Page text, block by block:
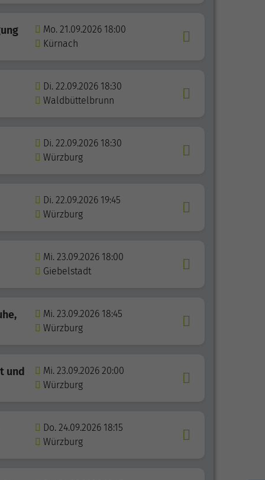
Mo. 21.09.2026 18:00
Kürnach
Di. 22.09.2026 18:30
Waldbüttelbrunn
Di. 22.09.2026 18:30
Würzburg
Di. 22.09.2026 19:45
Würzburg
Mi. 23.09.2026 18:00
Giebelstadt
Mi. 23.09.2026 18:45
Würzburg
und
Mi. 23.09.2026 20:00
Würzburg
Do. 24.09.2026 18:15
Würzburg